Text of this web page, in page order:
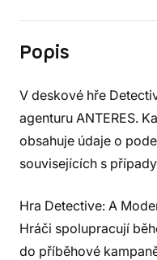
Popis
V deskové hře
agenturu ANTERES.
obsahuje údaje o
souvisejících s
Hra Detective: A
Hráči spolupracují
do příběhové